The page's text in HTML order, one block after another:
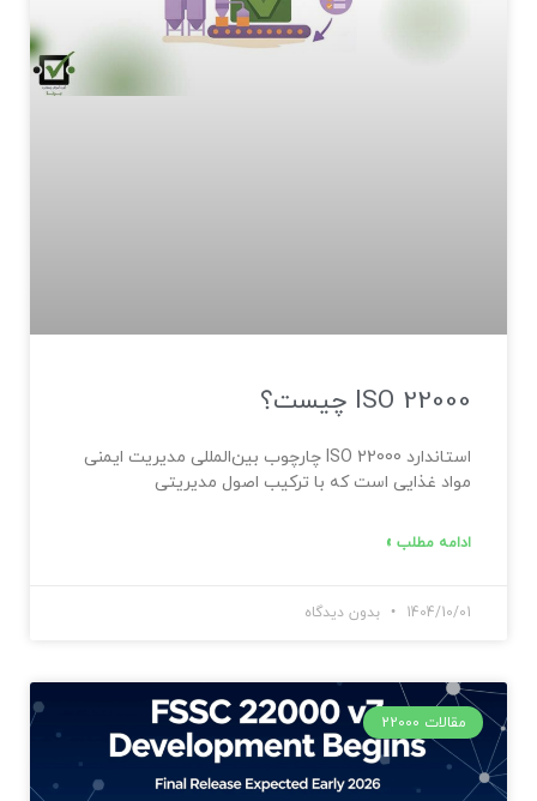
ISO 22000 چیست؟
استاندارد ISO 22000 چارچوب بین‌المللی مدیریت ایمنی
مواد غذایی است که با ترکیب اصول مدیریتی
ادامه مطلب »
1404/10/01 بدون دیدگاه
مقالات 22000